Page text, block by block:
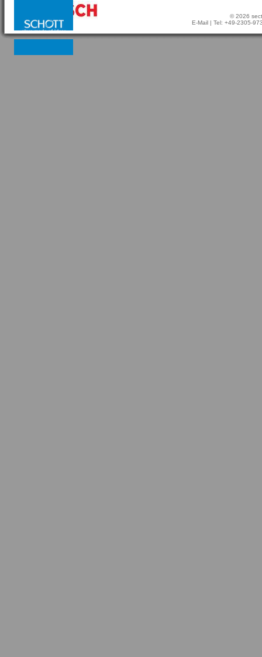
© 2026
E-Mail | Tel: +49-2305-